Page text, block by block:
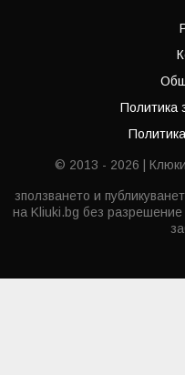
Политика
© 2013 - 2026 |
зползването и
на Kliuki.bg без